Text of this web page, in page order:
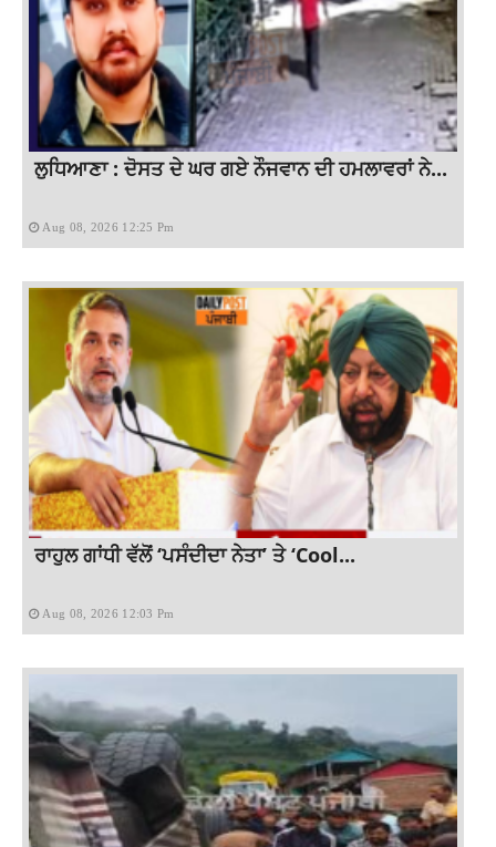
ਲੁਧਿਆਣਾ : ਦੋਸਤ ਦੇ ਘਰ ਗਏ ਨੌਜਵਾਨ ਦੀ ਹਮਲਾਵਰਾਂ ਨੇ...
Aug 08, 2026 12:25 Pm
ਰਾਹੁਲ ਗਾਂਧੀ ਵੱਲੋਂ ‘ਪਸੰਦੀਦਾ ਨੇਤਾ’ ਤੇ ‘Cool...
Aug 08, 2026 12:03 Pm